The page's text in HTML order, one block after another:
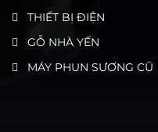
THIẾT BỊ ĐIỆN
GỖ NHÀ YẾN
MÁY PHUN SƯƠNG CŨ